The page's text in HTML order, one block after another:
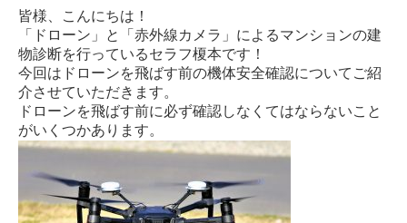
皆様、こんにちは！
「ドローン」と「赤外線カメラ」によるマンションの建
物診断を行っているセラフ榎本です！
今回はドローンを飛ばす前の機体安全確認についてご紹
介させていただきます。
ドローンを飛ばす前に必ず確認しなくてはならないこと
がいくつかあります。